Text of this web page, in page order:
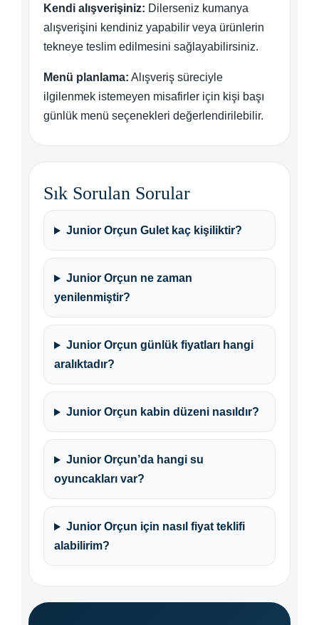
Kendi alışverişiniz: Dilerseniz kumanya
alışverişini kendiniz yapabilir veya ürünlerin
tekneye teslim edilmesini sağlayabilirsiniz.
Menü planlama: Alışveriş süreciyle
ilgilenmek istemeyen misafirler için kişi başı
günlük menü seçenekleri değerlendirilebilir.
Sık Sorulan Sorular
Junior Orçun Gulet kaç kişiliktir?
Junior Orçun ne zaman
yenilenmiştir?
Junior Orçun günlük fiyatları hangi
aralıktadır?
Junior Orçun kabin düzeni nasıldır?
Junior Orçun’da hangi su
oyuncakları var?
Junior Orçun için nasıl fiyat teklifi
alabilirim?